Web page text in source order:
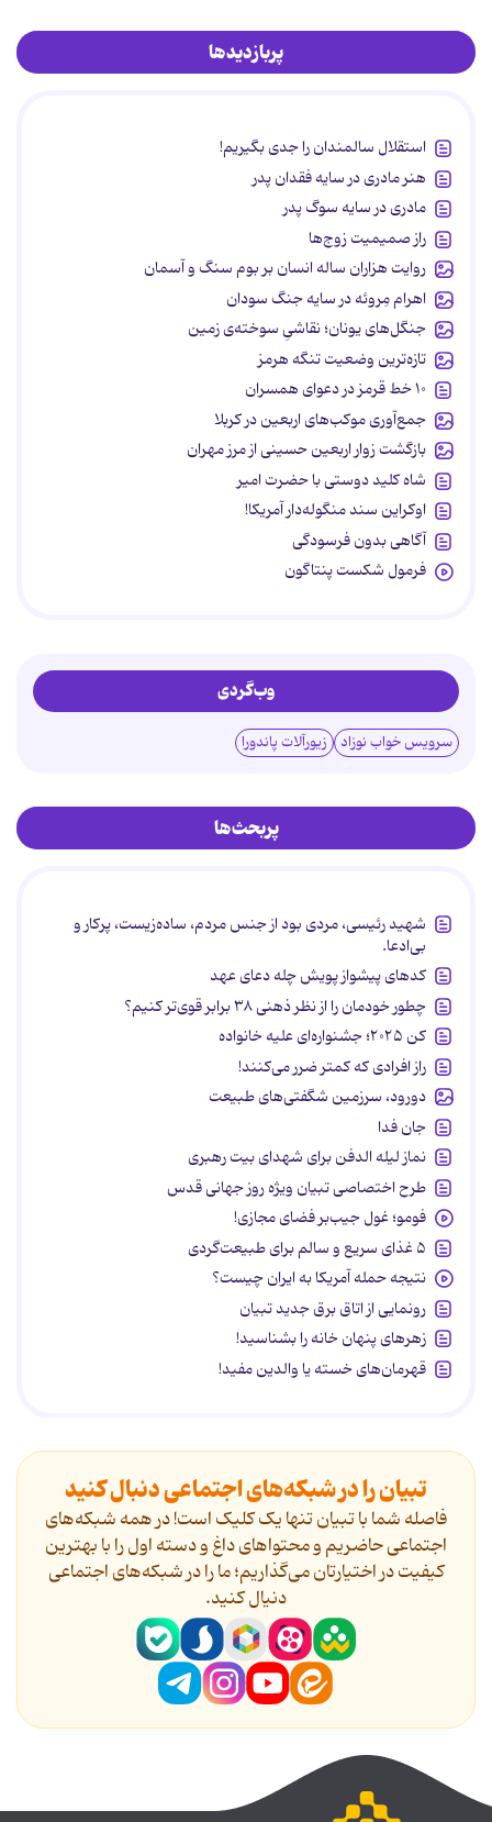
پربازدیدها
استقلال سالمندان را جدی بگیریم!
هنر مادری در سایه‌ فقدان پدر
مادری در سایه سوگ پدر
راز صمیمیت زوج‌ها
روایت هزاران ساله انسان بر بوم سنگ و آسمان
اهرام مِروئه در سایه جنگ سودان
جنگل‌های یونان؛ نقاشیِ سوخته‌ی زمین
تازه‌ترین وضعیت تنگه هرمز
۱۰ خط قرمز در دعوای همسران
جمع‌آوری موکب‌های اربعین در کربلا
بازگشت زوار اربعین حسینی از مرز مهران
شاه کلید دوستی با حضرت امیر
اوکراین سند منگوله‌دار آمریکا!
آگاهی بدون فرسودگی
فرمول شکست پنتاگون
وب‌گردی
سرویس خواب نوزاد زیورآلات پاندورا
پربحث‌ها
شهید رئیسی، مردی بود از جنس مردم، ساده‌زیست، پرکار و
بی‌ادعا.
کدهای پیشواز پویش چله دعای عهد
چطور خودمان را از نظر ذهنی ۳۸ برابر قوی‌تر کنیم؟
کن ۲۰۲۵؛ جشنواره‌ای علیه خانواده
راز افرادی که کمتر ضرر می‌کنند!
دورود، سرزمین شگفتی‌های طبیعت
جان فدا
نماز لیله الدفن برای شهدای بیت رهبری
طرح اختصاصی تبیان ویژه روز جهانی قدس
فومو؛ غول جیب‌بر فضای مجازی!
۵ غذای سریع و سالم برای طبیعت‌گردی
نتیجه حمله آمریکا به ایران چیست؟
رونمایی از اتاق برق جدید تبیان
زهرهای پنهان خانه را بشناسید!
قهرمان‌های خسته یا والدین مفید!
تبیان را در شبکه‌های اجتماعی دنبال کنید
فاصله شما با تبیان تنها یک کلیک است! در همه شبکه‌های
اجتماعی حاضریم و محتواهای داغ و دسته اول را با بهترین
کیفیت در اختیارتان می‌گذاریم؛ ما را در شبکه‌های اجتماعی
دنیال کنید.